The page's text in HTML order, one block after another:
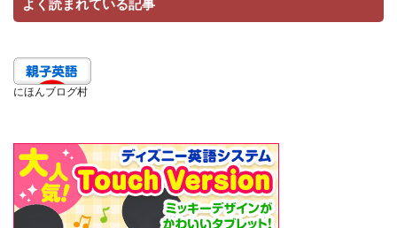
よく読まれている記事
にほんブログ村